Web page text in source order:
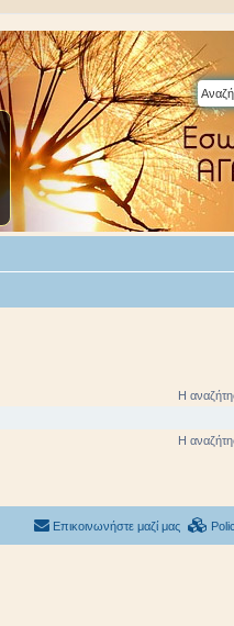
Η
Η
Επικοινωνήστε μαζί μας